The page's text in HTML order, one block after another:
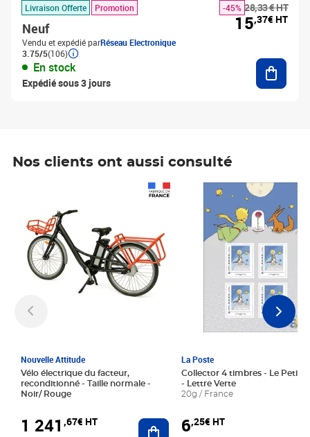
Livraison Offerte Promotion
Neuf
Vendu et expédié parRéseau Electronique
3.75/5(106)
En stock
Expédié sous 3 jours
28,33 € HT
-45%
15,37€ HT
Nos clients ont aussi consulté
Nouvelle Attitude
Vélo électrique du facteur,
reconditionné - Taille normale -
Noir/ Rouge
1 241 ,67€ HT Ajouter au panier
La Poste
Collector 4 timbres - Le Petit
- Lettre Verte
20g / France
6,25€ HT
Prix 6,25€ HT